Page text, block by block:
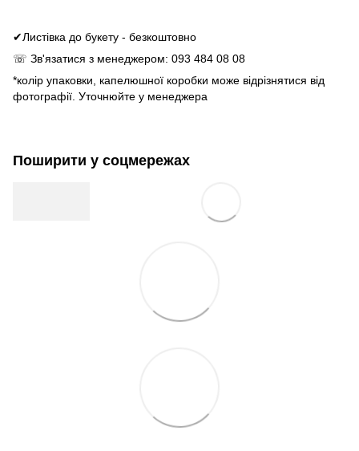
✔Листівка до букету - безкоштовно
☏ Зв'язатися з менеджером: 093 484 08 08
*колір упаковки, капелюшної коробки може відрізнятися від
фотографії. Уточнюйте у менеджера
Поширити у соцмережах